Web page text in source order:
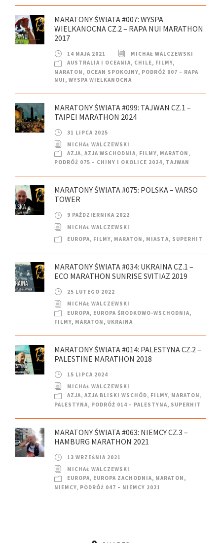
MARATONY ŚWIATA #007: WYSPA
WIELKANOCNA CZ.2 – RAPA NUI MARATHON
2017
14 MAJA 2021
MICHAŁ WALCZEWSKI
AUSTRALIA I OCEANIA, CHILE, FILMY,
MARATON , OCEAN SPOKOJNY, PODRÓŻ 007 – RAPA
NUI , WYSPA WIELKANOCNA
MARATONY ŚWIATA #099: TAJWAN CZ.1 –
TAIPEI MARATHON 2024
31 LIPCA 2025
MICHAŁ WALCZEWSKI
AZJA, AZJA WSCHODNIA, FILMY, MARATON ,
PODRÓŻ 075 – CHINY I OKOLICE 2024, TAJWAN
MARATONY ŚWIATA #075: POLSKA – VARSO
TOWER
9 PAŹDZIERNIKA 2022
MICHAŁ WALCZEWSKI
EUROPA, FILMY, MARATON , MIASTA, SUPERHIT
MARATONY ŚWIATA #034: UKRAINA CZ.1 –
ECO MARATHON SUNRISE SVITIAZ 2019
25 LUTEGO 2022
MICHAŁ WALCZEWSKI
EUROPA, EUROPA ŚRODKOWO-WSCHODNIA,
FILMY, MARATON , UKRAINA
MARATONY ŚWIATA #014: PALESTYNA CZ.2 –
PALESTINE MARATHON 2018
15 LIPCA 2024
MICHAŁ WALCZEWSKI
AZJA, AZJA BLISKI WSCHÓD, FILMY, MARATON ,
PALESTYNA, PODRÓŻ 014 – PALESTYNA, SUPERHIT
MARATONY ŚWIATA #063: NIEMCY CZ.3 –
HAMBURG MARATHON 2021
13 WRZEŚNIA 2021
MICHAŁ WALCZEWSKI
EUROPA, EUROPA ZACHODNIA, MARATON ,
NIEMCY, PODRÓŻ 047 – NIEMCY 2021